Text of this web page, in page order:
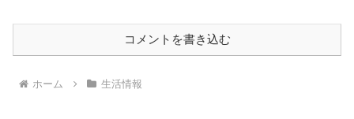
コメントを書き込む
ホーム 生活情報